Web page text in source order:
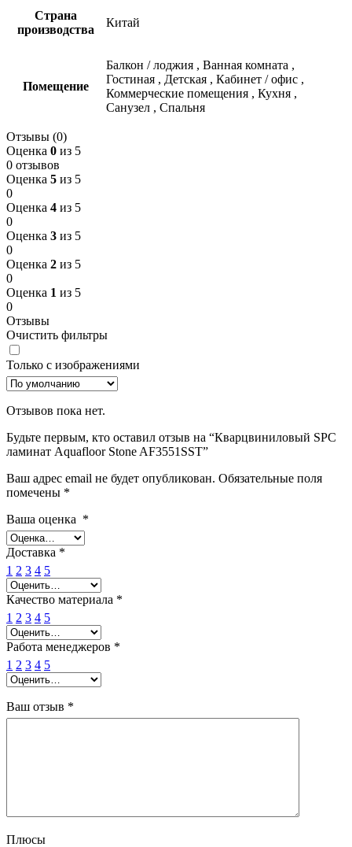
Страна
производства
Китай
Помещение
Балкон / лоджия , Ванная комната ,
Гостиная , Детская , Кабинет / офис ,
Коммерческие помещения , Кухня ,
Санузел , Спальня
Отзывы (0)
Оценка 0 из 5
0 отзывов
Оценка 5 из 5
0
Оценка 4 из 5
0
Оценка 3 из 5
0
Оценка 2 из 5
0
Оценка 1 из 5
0
Отзывы
Очистить фильтры
Только с изображениями
Отзывов пока нет.
Будьте первым, кто оставил отзыв на “Кварцвиниловый SPC
ламинат Aquafloor Stone AF3551SST”
Ваш адрес email не будет опубликован. Обязательные поля
помечены *
Ваша оценка *
Доставка *
1 2 3 4 5
Качество материала *
1 2 3 4 5
Работа менеджеров *
1 2 3 4 5
Ваш отзыв *
Плюсы